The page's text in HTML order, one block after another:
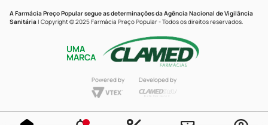
A Farmácia Preço Popular segue as determinações da Agência Nacional de Vigilância
Sanitária | Copyright © 2025 Farmácia Preço Popular - Todos os direitos reservados.
UMA
MARCA
Powered by Developed by